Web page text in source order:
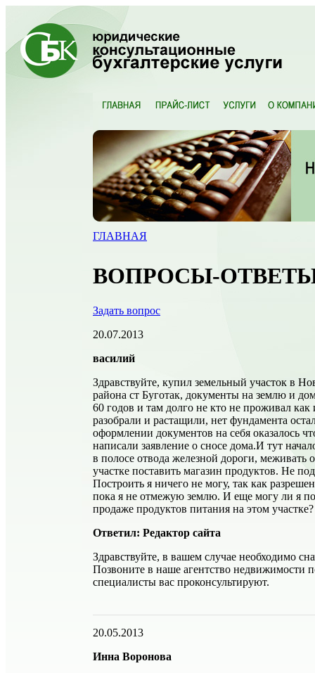
ГЛАВНАЯ
ВОПРОСЫ-
Задать вопрос
20.07.2013
василий
Здравствуйте, купил земельный участок в
района ст Буготак, документы на землю и
60 годов и там долго не кто не проживал как
разобрали и растащили, нет фундамента
оформлении документов на себя оказалось
написали заявление о сносе дома.И тут
в полосе отвода железной дороги, меживать
участке поставить магазин продуктов. Не
Построить я ничего не могу, так как
пока я не отмежую землю. И еще могу ли я
продаже продуктов питания на этом участке?
Ответил: Редактор сайта
Здравствуйте, в вашем случае необходимо
Позвоните в наше агентство недвижимости
специалисты вас проконсультируют.
20.05.2013
Инна Воронова